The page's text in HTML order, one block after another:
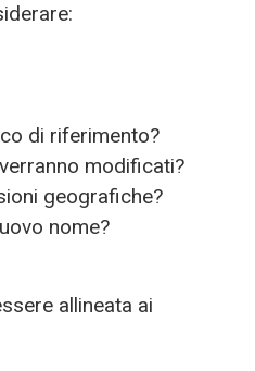
di riferimento?
modificati?
geografiche?
nome?
allineata ai